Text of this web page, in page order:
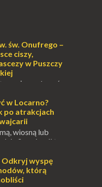
św. Onufrego –
ciszy,
w Puszczy
może wydawać
życiem. Dla
z B...
w Locarno?
po atrakcjach
wiosną lub
Szwajcarii to
podróż do
Odkryj wyspę
którą